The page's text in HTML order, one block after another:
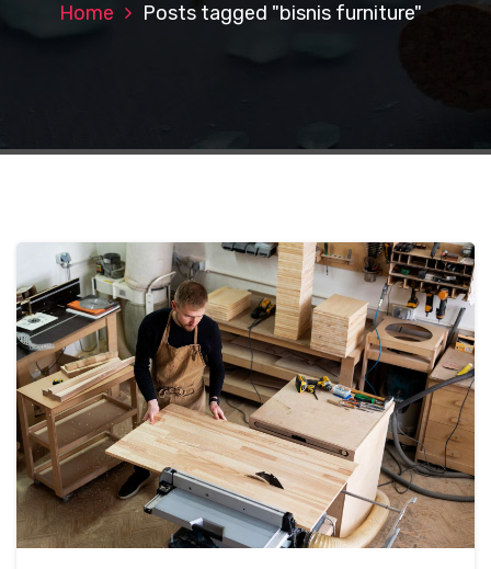
Home Posts tagged "bisnis furniture"